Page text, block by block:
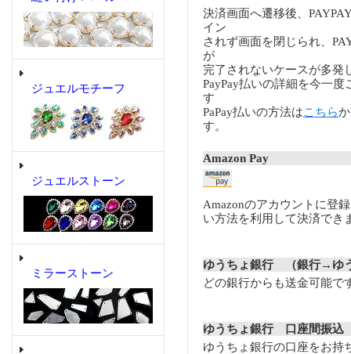
ジュエルモチーフ
ジュエルストーン
ミラーストーン
決済画面へ遷移後、
イン
されず画面を閉じられ、
が
完了されないケースが多発
PayPay払いの詳細を今一度
す
PaPay払いの方法はこちら
す。
Amazon Pay
Amazonのアカウントに登
い方法を利用して決済でき
ゆうちょ銀行 （銀行→ゆ
どの銀行からも送金可能で
ゆうちょ銀行 口座間振込
ゆうちょ銀行の口座をお持